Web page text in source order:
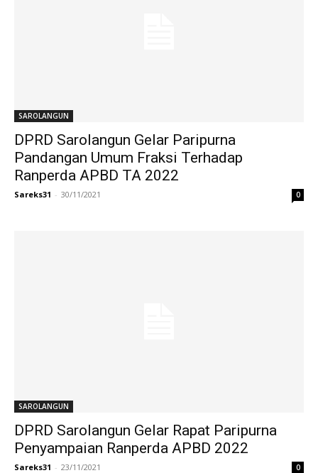
SAROLANGUN
DPRD Sarolangun Gelar Paripurna
Pandangan Umum Fraksi Terhadap
Ranperda APBD TA 2022
Sareks31 - 30/11/2021 0
SAROLANGUN
DPRD Sarolangun Gelar Rapat Paripurna
Penyampaian Ranperda APBD 2022
Sareks31 - 23/11/2021 0